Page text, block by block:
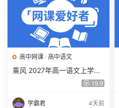
高中网课 · 高中语文
乘风 2027年高一语文上学期
网课教程 高一语文 暑假班视
19.9
学霸君 4天前